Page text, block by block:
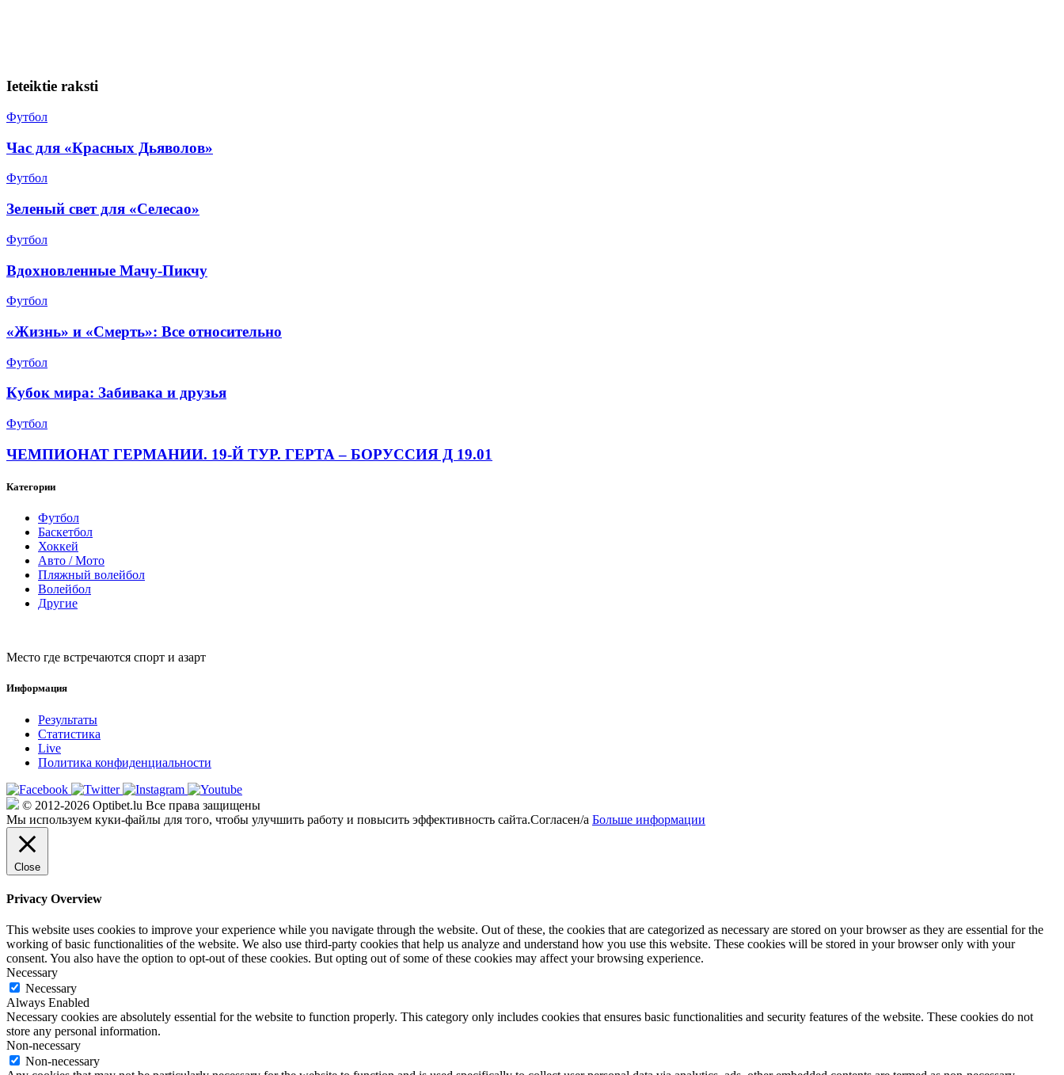
Ieteiktie raksti
Футбол
Час для «Красных Дьяволов»
Футбол
Зеленый свет для «Селесао»
Футбол
Вдохновленные Мачу-Пикчу
Футбол
«Жизнь» и «Смерть»: Все относительно
Футбол
Кубок мира: Забивака и друзья
Футбол
ЧЕМПИОНАТ ГЕРМАНИИ. 19-Й ТУР. ГЕРТА – БОРУССИЯ Д 19.01
Категории
Футбол
Баскетбол
Хоккей
Авто / Мото
Пляжный волейбол
Волейбол
Другие
Место где встречаются спорт и азарт
Информация
Результаты
Статистика
Live
Политика конфиденциальности
© 2012-2026 Optibet.lu Все права защищены
Мы используем куки-файлы для того, чтобы улучшить работу и повысить эффективность сайта.Согласен/а Больше информации
Close
Privacy Overview
This website uses cookies to improve your experience while you navigate through the website. Out of these, the cookies that are categorized as necessary are stored on your browser as they are essential for the
working of basic functionalities of the website. We also use third-party cookies that help us analyze and understand how you use this website. These cookies will be stored in your browser only with your
consent. You also have the option to opt-out of these cookies. But opting out of some of these cookies may affect your browsing experience.
Necessary
Necessary
Always Enabled
Necessary cookies are absolutely essential for the website to function properly. This category only includes cookies that ensures basic functionalities and security features of the website. These cookies do not
store any personal information.
Non-necessary
Non-necessary